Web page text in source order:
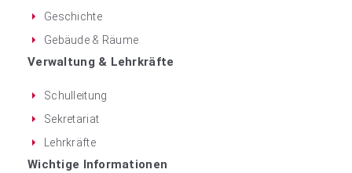
Geschichte
Gebäude & Räume
Verwaltung & Lehrkräfte
Schulleitung
Sekretariat
Lehrkräfte
Wichtige Informationen